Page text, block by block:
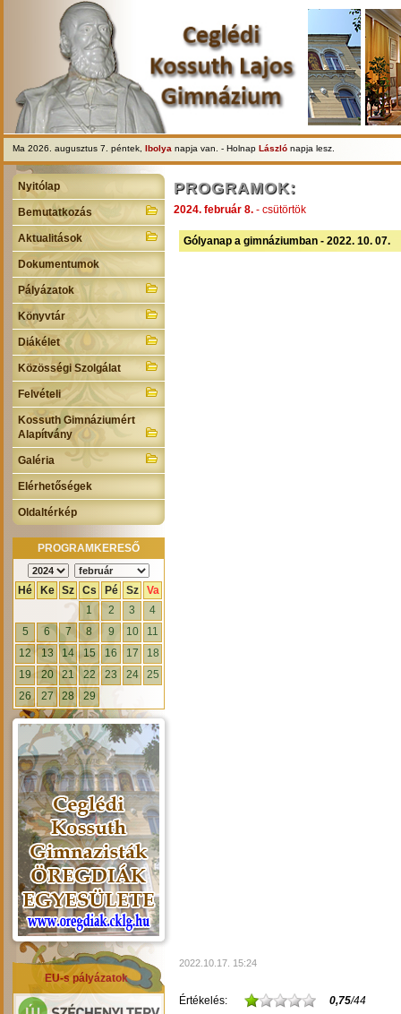
Ma 2026. augusztus 7. péntek, Ibolya napja van. - Holnap László napja lesz.
Nyitólap
Bemutatkozás
Aktualitások
Dokumentumok
Pályázatok
Könyvtár
Diákélet
Közösségi Szolgálat
Felvételi
Kossuth Gimnáziumért
Alapítvány
Galéria
Elérhetőségek
Oldaltérkép
PROGRAMKERESŐ
Hé Ke Sz Cs Pé Sz
Va
1
2 3
4
5
6 7 8 9 10
11
12
13 14 15 16 17
18
19
20 21 22 23 24
25
26
27 28 29
EU-s pályázatok
PROGRAMOK:
2024. február 8. - csütörtök
Gólyanap a gimnáziumban - 2022. 10. 07.
2022.10.17. 15:24
Értékelés: 0,75/44